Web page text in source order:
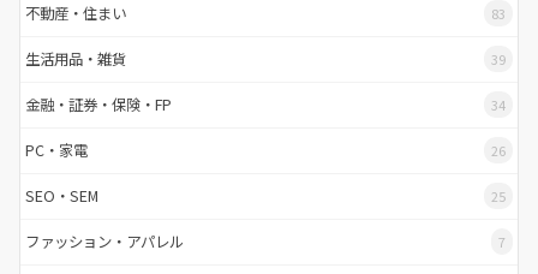
不動産・住まい 83
生活用品・雑貨 39
金融・証券・保険・FP 34
PC・家電 26
SEO・SEM 25
ファッション・アパレル 7